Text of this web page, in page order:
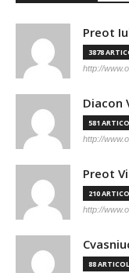
Preot
3878
http://
Diacon
581
http://
Preot
210
http://
88